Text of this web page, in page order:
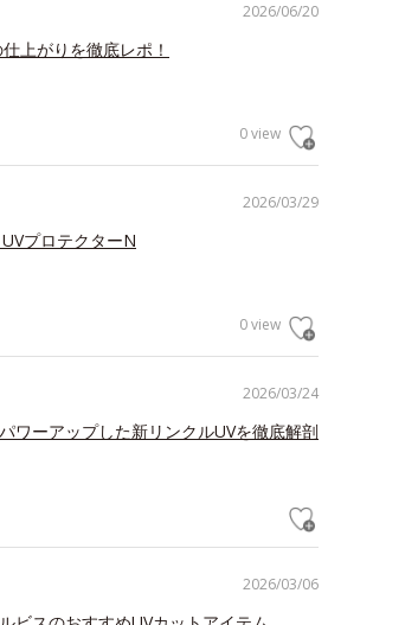
2026/06/20
上がりを徹底レポ！
0 view
2026/03/29
プロテクターN
0 view
2026/03/24
ワーアップした新リンクルUVを徹底解剖
2026/03/06